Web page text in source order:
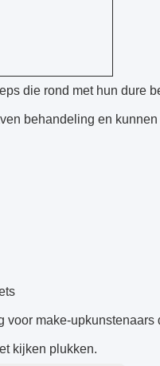
die rond met hun dure
behandeling en
voor make-upkunstenaars
kijken plukken.